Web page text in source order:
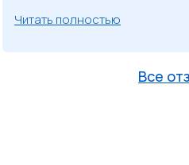
Читать полностью
Все